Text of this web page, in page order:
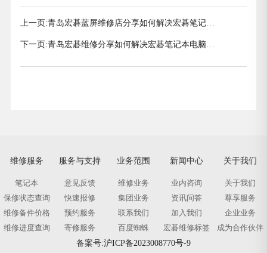
上一页:青岛宏碁蓝屏维修店分享如何解决宏碁笔记本
下一页:青岛宏碁维修分享如何解决宏碁笔记本电脑不
维修服务
笔记本
保修状态查询
维修备件价格
维修进度查询
服务与支持
意见反馈
快速报修
预约服务
寄修服务
业务范围
维修业务
集团业务
联系我们
百度蜘蛛
新闻中心
业内咨询
资讯问答
加入我们
宏碁维修标签
关于我们
关于我们
尊享服务
企业业务
成为合作伙伴
备案号:沪ICP备2023008770号-9